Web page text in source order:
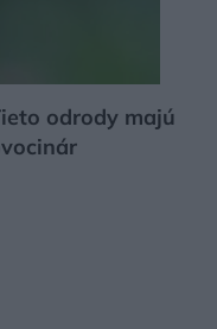
odrody majú